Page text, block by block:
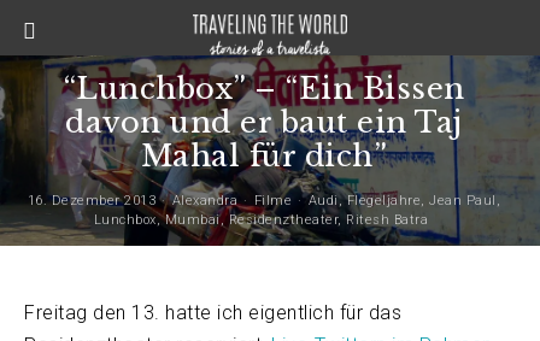
“Lunchbox” – “Ein Bissen
davon und er baut ein Taj
Mahal für dich”
16. Dezember 2013 Alexandra Filme Audi,Flegeljahre ,Jean Paul
Lunchbox,Mumbai,Residenztheater, Ritesh Batra
Freitag den 13. hatte ich eigentlich für das